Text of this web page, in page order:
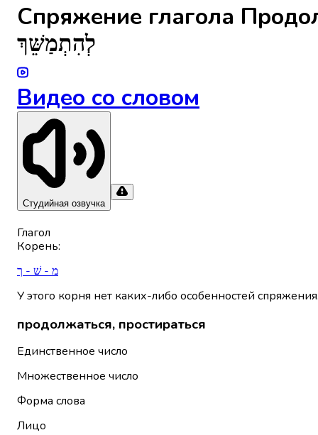
Спряжениe глагола
לְהִתְמַשֵּׁךְ
Видео со словом
Студийная озвучка
Глагол
Корень:
מ - שׁ - ך
У этого корня нет каких-либо особенностей
продолжаться, простираться
Единственное число
Множественное число
Форма слова
Лицо